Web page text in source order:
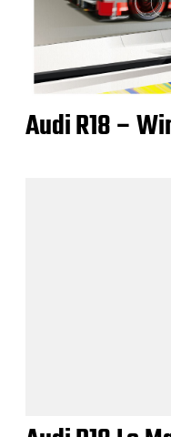
Audi R18 –